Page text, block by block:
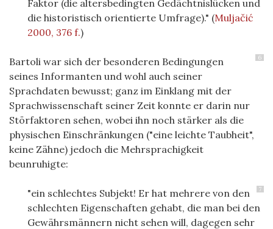
Faktor (die altersbedingten Gedächtnislücken und
die historistisch orientierte Umfrage)." (Muljačić
2000, 376 f.)
6
Bartoli war sich der besonderen Bedingungen
seines Informanten und wohl auch seiner
Sprachdaten bewusst; ganz im Einklang mit der
Sprachwissenschaft seiner Zeit konnte er darin nur
Störfaktoren sehen, wobei ihn noch stärker als die
physischen Einschränkungen ("eine leichte Taubheit",
keine Zähne) jedoch die Mehrsprachigkeit
beunruhigte:
7
"ein schlechtes Subjekt! Er hat mehrere von den
schlechten Eigenschaften gehabt, die man bei den
Gewährsmännern nicht sehen will, dagegen sehr